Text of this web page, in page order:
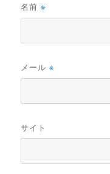
名前※
メール※
サイト